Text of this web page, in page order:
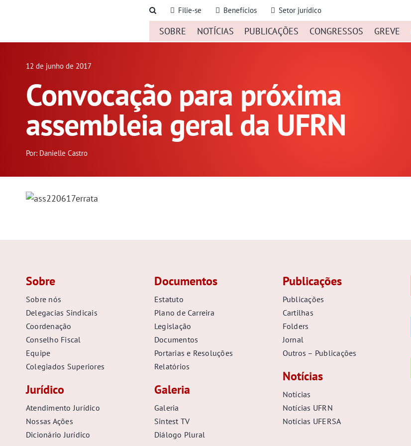
Filie-se Benefícios Setor jurídico
SOBRE NOTÍCIAS PUBLICAÇÕES CONGRESSOS GREVE
12 de junho de 2017
Convocação para próxima
assembleia geral da UFRN
Por: Danielle Castro
Sobre
Sobre nós
Delegacias Sindicais
Coordenação
Conselho Fiscal
Equipe
Colegiados Superiores
Jurídico
Atendimento Jurídico
Nossas Ações
Dicionário Jurídico
Documentos
Estatuto
Plano de Carreira
Legislação
Documentos
Portarias e Resoluções
Relatórios
Galeria
Galeria
Sintest TV
Diálogo Plural
Publicações
Publicações
Cartilhas
Folders
Jornal
Outros – Publicações
Notícias
Notícias
Notícias UFRN
Notícias UFERSA